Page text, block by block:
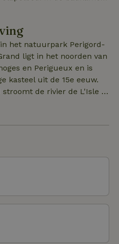
met wastafel en toilet.
voorzien van satelliet
sauna. Buiten
per dag met ontbijt.
het natuurpark Perigord-
ligt in het noorden van
en Perigueux en is
kasteel uit de 15e eeuw.
de rivier de L'Isle ,
zoeken en
verkennen bestaat uit,
koeien, meertjes en
Uitstekend
oud die graag vanaf hun
of uitstapjes maken en
de Perigord/Dordogne
boodschappen kun
er is sinds kort ook